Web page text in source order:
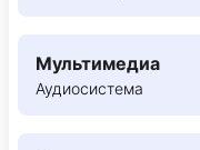
Мультимедиа
Аудиосистема